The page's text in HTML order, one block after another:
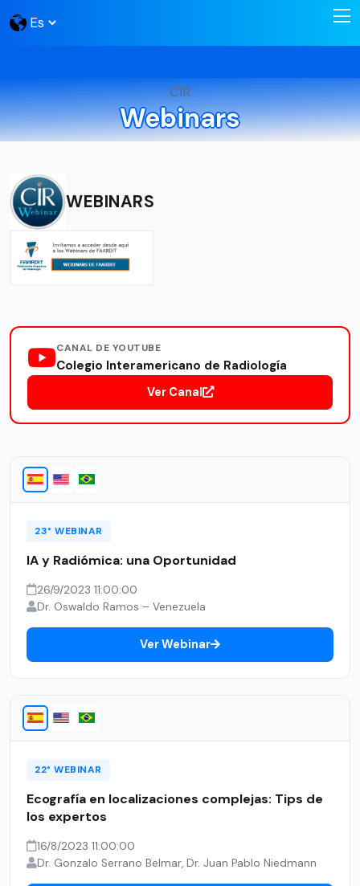
CIR
Webinars
WEBINARS
CANAL DE YOUTUBE
Colegio Interamericano de Radiología
Ver Canal
23° WEBINAR
IA y Radiómica: una Oportunidad
26/9/2023 11:00:00
Dr. Oswaldo Ramos – Venezuela
Ver Webinar
22° WEBINAR
Ecografía en localizaciones complejas: Tips de
los expertos
16/8/2023 11:00:00
Dr. Gonzalo Serrano Belmar, Dr. Juan Pablo Niedmann